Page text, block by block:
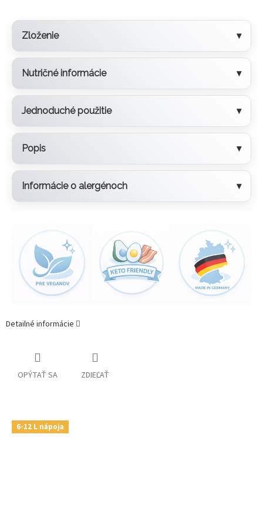
Zloženie
Nutričné informácie
Jednoduché použitie
Popis
Informácie o alergénoch
Detailné informácie
OPÝTAŤ SA ZDIEĽAŤ
6-12 L nápoja